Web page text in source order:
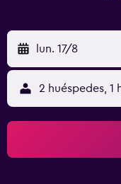
lun. 17/8
2 huéspedes, 1